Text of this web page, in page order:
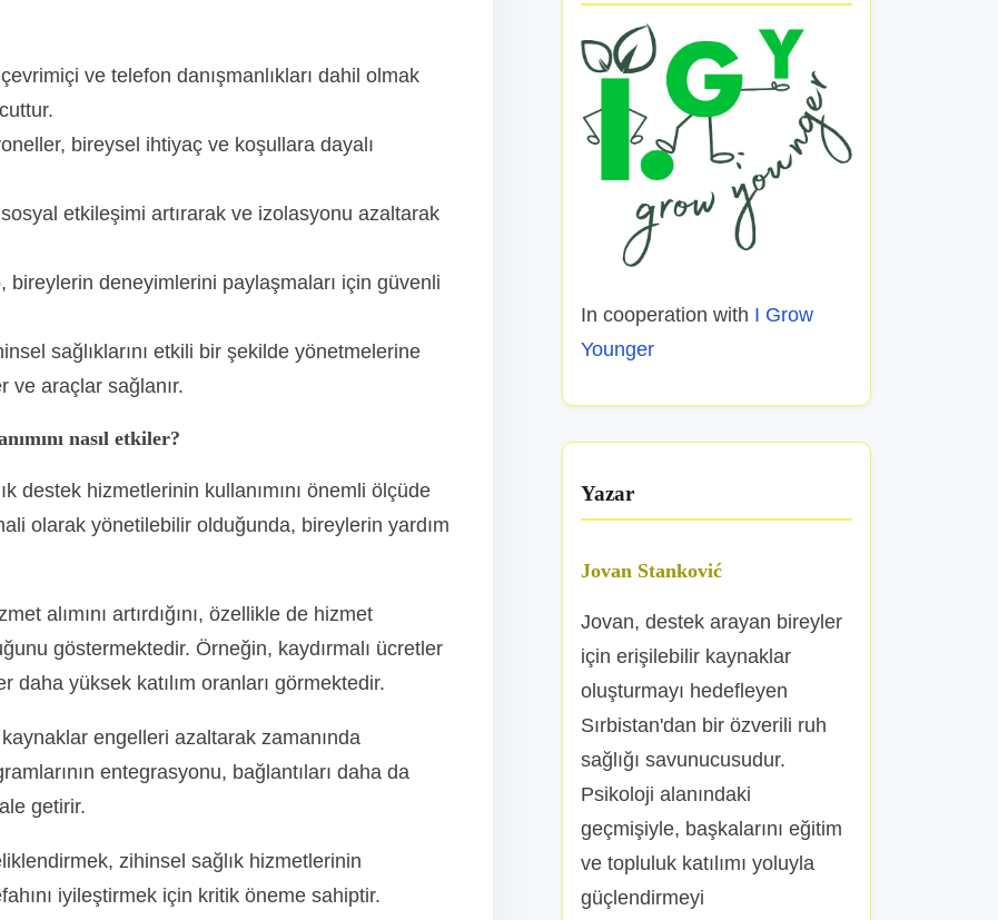
ve telefon danışmanlıkları dahil olmak
bireysel ihtiyaç ve koşullara dayalı
etkileşimi artırarak ve izolasyonu azaltarak
deneyimlerini paylaşmaları için güvenli
sağlıklarını etkili bir şekilde yönetmelerine
ve araçlar sağlanır.
nasıl etkiler?
destek hizmetlerinin kullanımını önemli ölçüde
olarak yönetilebilir olduğunda, bireylerin yardım
alımını artırdığını, özellikle de hizmet
göstermektedir. Örneğin, kaydırmalı ücretler
yüksek katılım oranları görmektedir.
engelleri azaltarak zamanında
entegrasyonu, bağlantıları daha da
getirir.
zihinsel sağlık hizmetlerinin
iyileştirmek için kritik öneme sahiptir.
In cooperation with I Grow
Younger
Yazar
Jovan Stanković
Jovan, destek arayan bireyler
için erişilebilir kaynaklar
oluşturmayı hedefleyen
Sırbistan'dan bir özverili ruh
sağlığı savunucusudur.
Psikoloji alanındaki
geçmişiyle, başkalarını eğitim
ve topluluk katılımı yoluyla
güçlendirmeyi